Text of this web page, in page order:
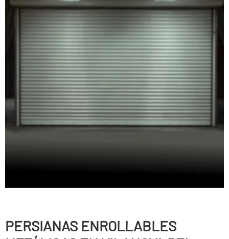
PERSIANAS ENROLLABLES